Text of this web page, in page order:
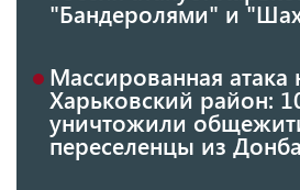
"Бандеролями" и
Массированная атака
Харьковский район:
уничтожили
переселенцы из